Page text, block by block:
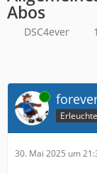
Abos
DSC4ever
Online
30. Mai 2025 um